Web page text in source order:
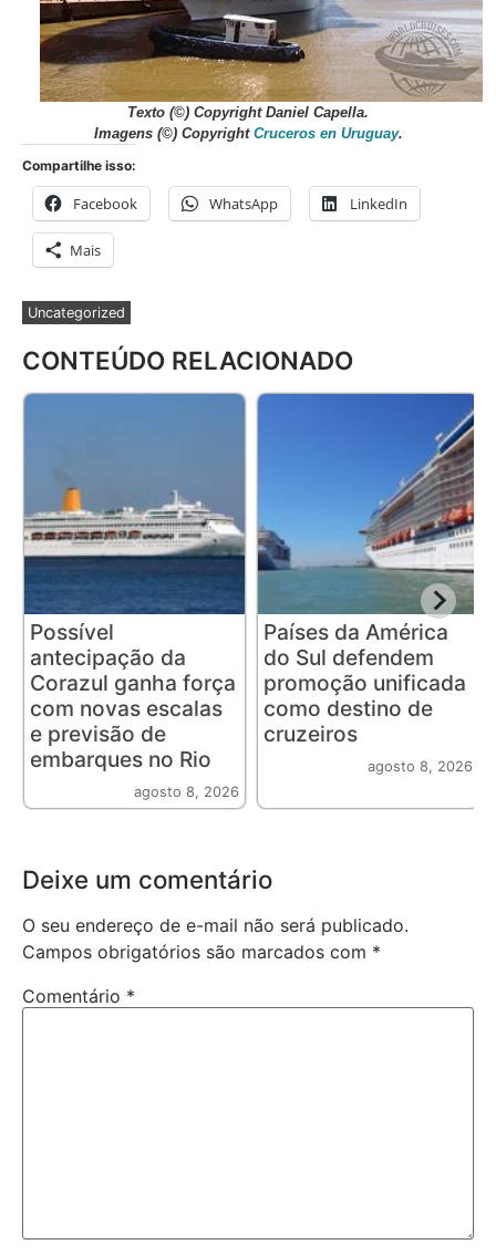
Texto (©) Copyright Daniel Capella.
Imagens (©) Copyright Cruceros en Uruguay.
Compartilhe isso:
Facebook WhatsApp LinkedIn
Mais
Uncategorized
CONTEÚDO RELACIONADO
Possível
antecipação da
Corazul ganha força
com novas escalas
e previsão de
embarques no Rio
agosto 8, 2026
Países da América
do Sul defendem
promoção unificada
como destino de
cruzeiros
agosto 8, 2026
Deixe um comentário
O seu endereço de e-mail não será publicado.
Campos obrigatórios são marcados com *
Comentário *